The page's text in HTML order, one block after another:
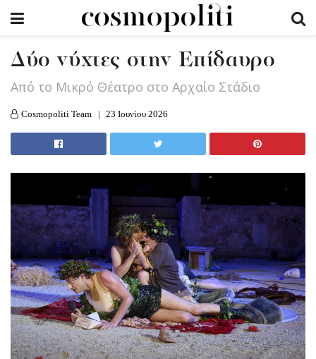
Δύο νύχτες στην Επίδαυρο
Aπό το Μικρό Θέατρο στο Αρχαίο Στάδιο
Cosmopoliti Team 23 Ιουνίου 2026